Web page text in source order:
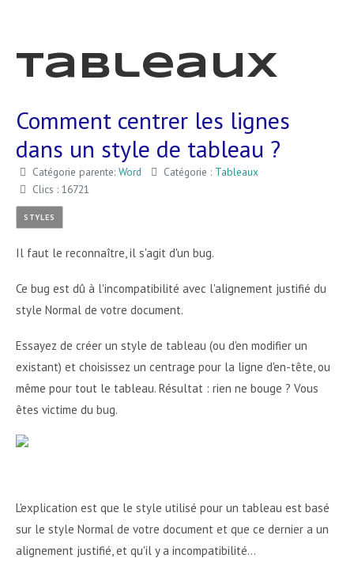
Tableaux
Comment centrer les lignes
dans un style de tableau ?
Catégorie parente: Word Catégorie : Tableaux
Clics : 16721
STYLES
Il faut le reconnaître, il s'agit d'un bug.
Ce bug est dû à l'incompatibilité avec l'alignement justifié du
style Normal de votre document.
Essayez de créer un style de tableau (ou d'en modifier un
existant) et choisissez un centrage pour la ligne d'en-tête, ou
même pour tout le tableau. Résultat : rien ne bouge ? Vous
êtes victime du bug.
L'explication est que le style utilisé pour un tableau est basé
sur le style Normal de votre document et que ce dernier a un
alignement justifié, et qu'il y a incompatibilité...